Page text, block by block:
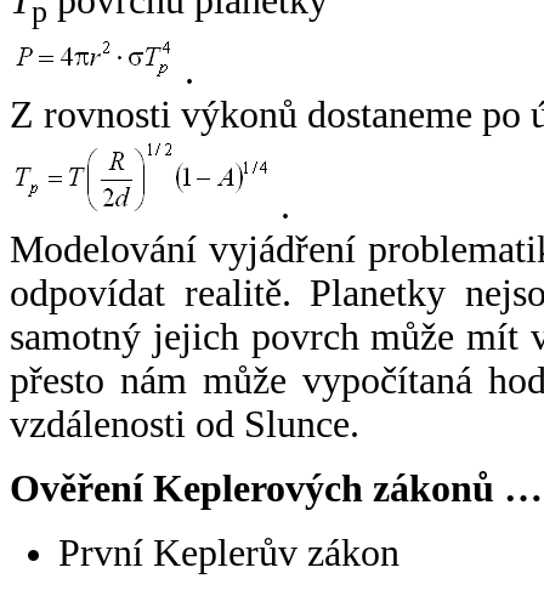
p
.
Z rovnosti výkonů dostaneme po
.
Modelování vyjádření
odpovídat realitě. Planetky
samotný jejich povrch může mít
přesto nám může vypočítaná
vzdálenosti od Slunce.
Ověření Keplerových zákonů …
První Keplerův zákon